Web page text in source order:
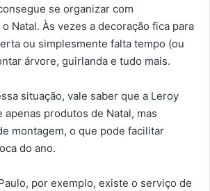
se organizar com
Natal. Às vezes a decoração fica para
ou simplesmente falta tempo (ou
árvore, guirlanda e tudo mais.
situação, vale saber que a Leroy
produtos de Natal, mas
montagem, o que pode facilitar
do ano.
por exemplo, existe o serviço de